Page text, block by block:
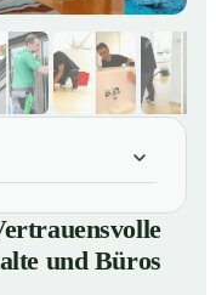
Sauberkeit
und Büros